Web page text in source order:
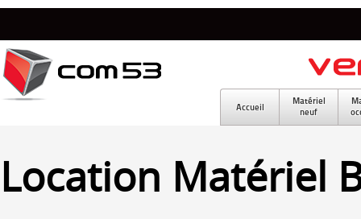
Location Matériel
Accueil
Matériel
neuf